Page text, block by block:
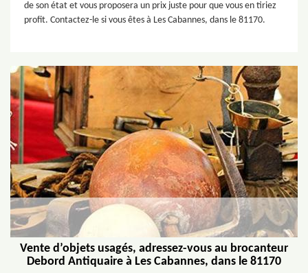
de son état et vous proposera un prix juste pour que vous en tiriez
profit. Contactez-le si vous êtes à Les Cabannes, dans le 81170.
Vente d’objets usagés, adressez-vous au brocanteur
Debord Antiquaire à Les Cabannes, dans le 81170